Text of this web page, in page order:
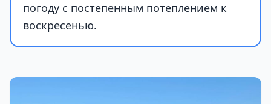
погоду с постепенным потеплением к
воскресенью.